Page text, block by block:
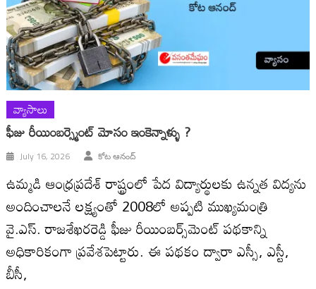
వ్యాసాలు
ఫీజు రీయింబర్స్మెంట్ మోసం ఇంకెన్నాళ్ళు ?
July 16, 2026 కోట ఆనంద్
ఉమ్మడి ఆంధ్రప్రదేశ్ రాష్ట్రంలో పేద విద్యార్థులకు ఉన్నత విద్యను
అందించాలనే లక్ష్యంతో 2008లో అప్పటి ముఖ్యమంత్రి
వై.ఎస్. రాజశేఖరరెడ్డి ఫీజు రీయింబర్స్‌మెంట్ పథకాన్ని
అధికారికంగా ప్రవేశపెట్టారు. ఈ పథకం ద్వారా ఎస్సీ, ఎస్టీ,
బీసీ,